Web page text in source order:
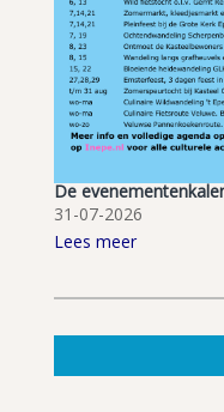
De
31-07-2026
Lees meer